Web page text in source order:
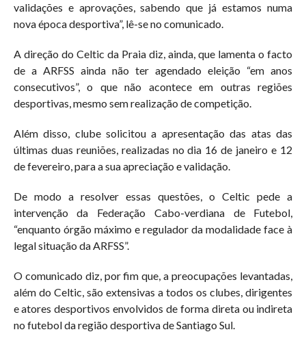
validações e aprovações, sabendo que já estamos numa
nova época desportiva”, lê-se no comunicado.
A direção do Celtic da Praia diz, ainda, que lamenta o facto
de a ARFSS ainda não ter agendado eleição “em anos
consecutivos”, o que não acontece em outras regiões
desportivas, mesmo sem realização de competição.
Além disso, clube solicitou a apresentação das atas das
últimas duas reuniões, realizadas no dia 16 de janeiro e 12
de fevereiro, para a sua apreciação e validação.
De modo a resolver essas questões, o Celtic pede a
intervenção da Federação Cabo-verdiana de Futebol,
“enquanto órgão máximo e regulador da modalidade face à
legal situação da ARFSS”.
O comunicado diz, por fim que, a preocupações levantadas,
além do Celtic, são extensivas a todos os clubes, dirigentes
e atores desportivos envolvidos de forma direta ou indireta
no futebol da região desportiva de Santiago Sul.